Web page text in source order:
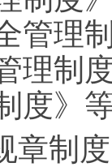
管理
理制
度》
章制